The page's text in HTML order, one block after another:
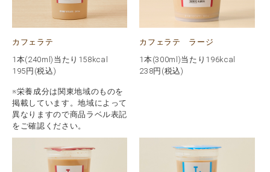
カフェラテ
1本(240ml)当たり158kcal
195 円(税込)
※栄養成分は関東地域のものを
掲載しています。地域によって
異なりますので商品ラベル表記
をご確認ください。
カフェラテ ラージ
1本(300ml)当たり196kcal
238円(税込)